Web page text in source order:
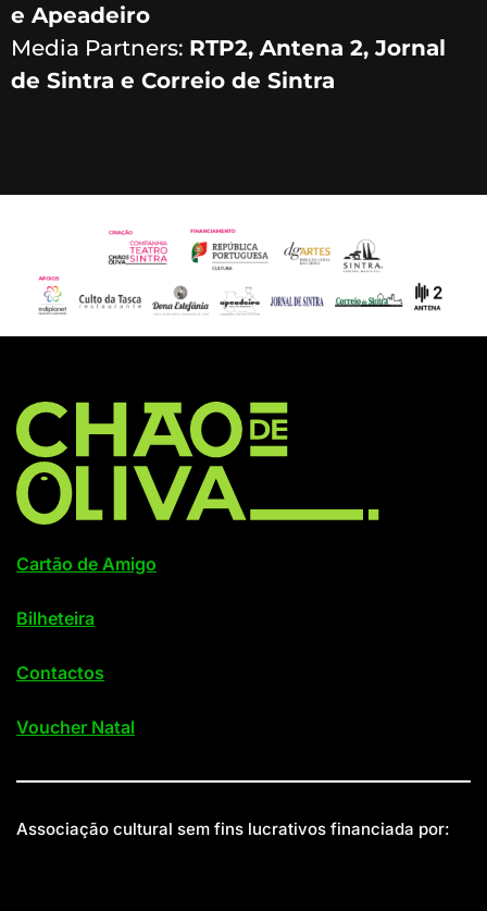
e Apeadeiro
Media Partners: RTP2, Antena 2, Jornal
de Sintra e Correio de Sintra
Cartão de Amigo
Bilheteira
Contactos
Voucher Natal
Associação cultural sem fins lucrativos financiada por: